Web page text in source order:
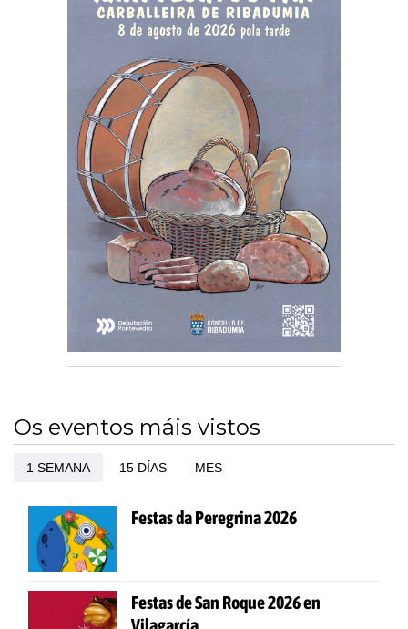
Os eventos máis vistos
1 SEMANA 15 DÍAS MES
Festas da Peregrina 2026
Festas de San Roque 2026 en
Vilagarcía